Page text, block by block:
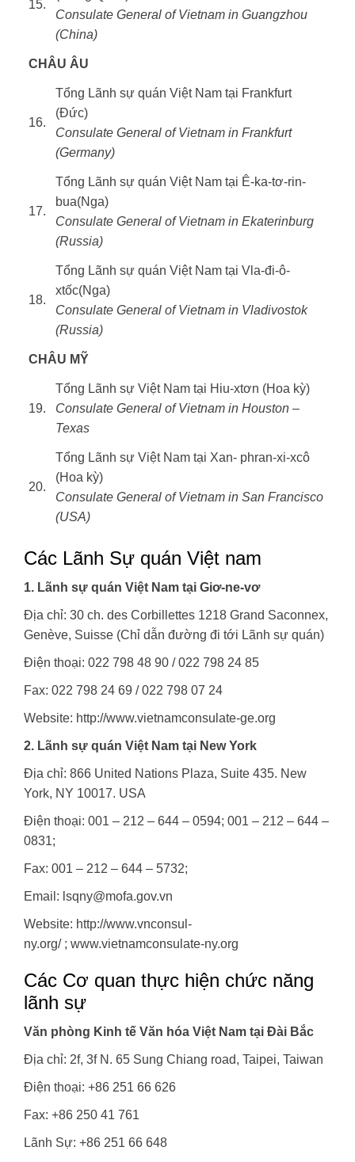
15.
Consulate General of Vietnam in Guangzhou
(China)
CHÂU ÂU
16.
Tổng Lãnh sự quán Việt Nam tại Frankfurt
(Đức)
Consulate General of Vietnam in Frankfurt
(Germany)
17.
Tổng Lãnh sự quán Việt Nam tại Ê-ka-tơ-rin-
bua(Nga)
Consulate General of Vietnam in Ekaterinburg
(Russia)
18.
Tổng Lãnh sự quán Việt Nam tại Vla-đi-ô-
xtốc(Nga)
Consulate General of Vietnam in Vladivostok
(Russia)
CHÂU MỸ
19.
Tổng Lãnh sự Việt Nam tại Hiu-xtơn (Hoa kỳ)
Consulate General of Vietnam in Houston –
Texas
20.
Tổng Lãnh sự Việt Nam tại Xan- phran-xi-xcô
(Hoa kỳ)
Consulate General of Vietnam in San Francisco
(USA)
Các Lãnh Sự quán Việt nam
1. Lãnh sự quán Việt Nam tại Giơ-ne-vơ
Địa chỉ: 30 ch. des Corbillettes 1218 Grand Saconnex,
Genève, Suisse (Chỉ dẫn đường đi tới Lãnh sự quán)
Điện thoại: 022 798 48 90 / 022 798 24 85
Fax: 022 798 24 69 / 022 798 07 24
Website: http://www.vietnamconsulate-ge.org
2. Lãnh sự quán Việt Nam tại New York
Địa chỉ: 866 United Nations Plaza, Suite 435. New
York, NY 10017. USA
Điện thoại: 001 – 212 – 644 – 0594; 001 – 212 – 644 –
0831;
Fax: 001 – 212 – 644 – 5732;
Email: lsqny@mofa.gov.vn
Website: http://www.vnconsul-
ny.org/ ; www.vietnamconsulate-ny.org
Các Cơ quan thực hiện chức năng
lãnh sự
Văn phòng Kinh tế Văn hóa Việt Nam tại Đài Bắc
Địa chỉ: 2f, 3f N. 65 Sung Chiang road, Taipei, Taiwan
Điện thoại: +86 251 66 626
Fax: +86 250 41 761
Lãnh Sự: +86 251 66 648